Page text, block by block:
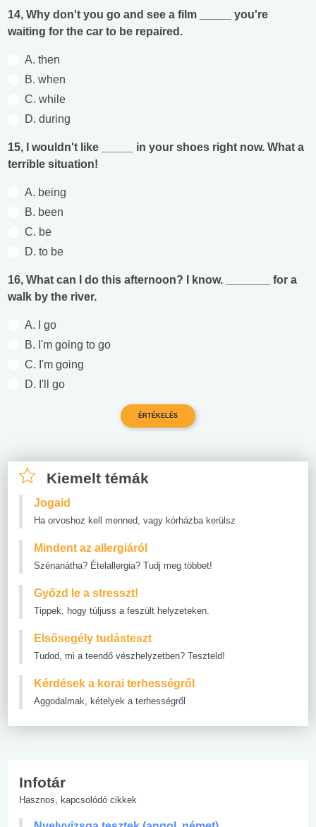
14, Why don't you go and see a film _____ you're
waiting for the car to be repaired.
A. then
B. when
C. while
D. during
15, I wouldn't like _____ in your shoes right now. What a
terrible situation!
A. being
B. been
C. be
D. to be
16, What can I do this afternoon? I know. _______ for a
walk by the river.
A. I go
B. I'm going to go
C. I'm going
D. I'll go
Kiemelt témák
Jogaid
Ha orvoshoz kell menned, vagy kórházba kerülsz
Mindent az allergiáról
Szénanátha? Ételallergia? Tudj meg többet!
Győzd le a stresszt!
Tippek, hogy túljuss a feszült helyzeteken.
Elsősegély tudásteszt
Tudod, mi a teendő vészhelyzetben? Teszteld!
Kérdések a korai terhességről
Aggodalmak, kételyek a terhességről
Infotár
Hasznos, kapcsolódó cikkek